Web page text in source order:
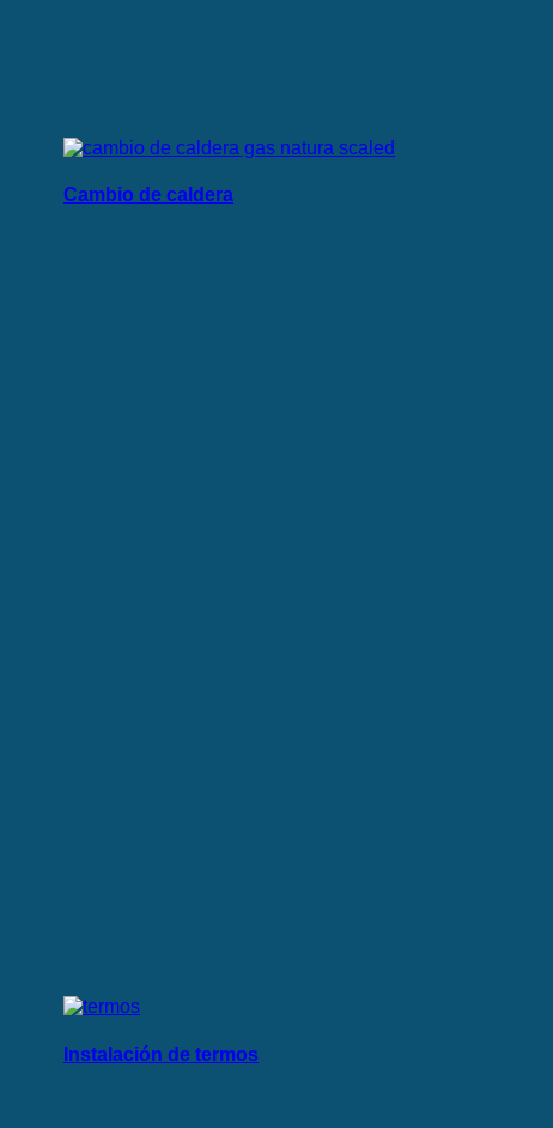
Cambio de caldera
Instalación de termos